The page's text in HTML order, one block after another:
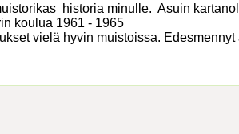
historia minulle. Asuin
koulua 1961 - 1965
vielä hyvin muistoissa.